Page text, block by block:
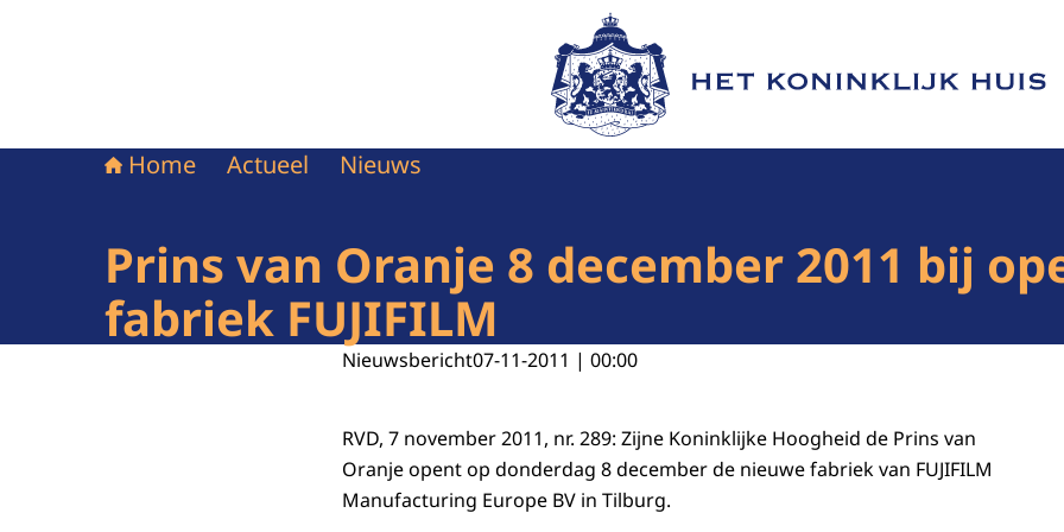
Naar de homepage van Het Koninklijk Huis
Home Actueel Nieuws
Prins van Oranje 8 december 2011 bij
fabriek FUJIFILM
Nieuwsbericht07-11-2011 | 00:00
RVD, 7 november 2011, nr. 289: Zijne Koninklijke Hoogheid de Prins van
Oranje opent op donderdag 8 december de nieuwe fabriek van FUJIFILM
Manufacturing Europe BV in Tilburg.